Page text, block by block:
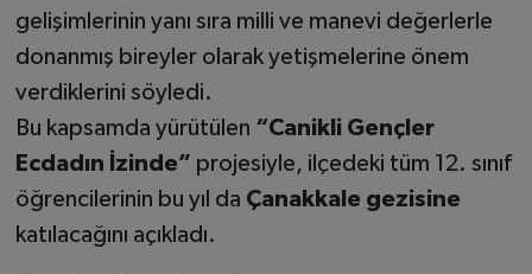
gelişimlerinin yanı sıra milli ve manevi değerlerle
donanmış bireyler olarak yetişmelerine önem
verdiklerini söyledi.
Bu kapsamda yürütülen “Canikli Gençler
Ecdadın İzinde” projesiyle, ilçedeki tüm 12. sınıf
öğrencilerinin bu yıl da Çanakkale gezisine
katılacağını açıkladı.